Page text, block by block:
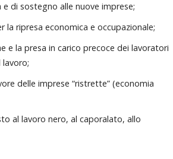
di sostegno alle nuove imprese;
la ripresa economica e occupazionale;
e la presa in carico precoce dei lavoratori
delle imprese “ristrette” (economia
al lavoro nero, al caporalato, allo